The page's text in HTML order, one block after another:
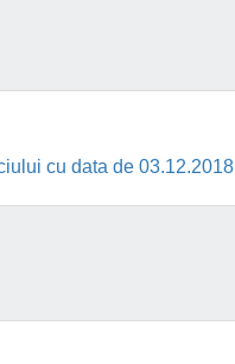
cu data de 03.12.2018